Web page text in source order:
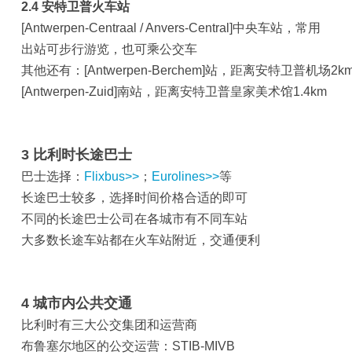
2.4 安特卫普火车站
[Antwerpen-Centraal / Anvers-Central]中央车站，常用
出站可步行游览，也可乘公交车
其他还有：[Antwerpen-Berchem]站，距离安特卫普机场
[Antwerpen-Zuid]南站，距离安特卫普皇家美术馆1.4km
3 比利时长途巴士
巴士选择： Flixbus>> ； Eurolines>>等
长途巴士较多，选择时间价格合适的即可
不同的长途巴士公司在各城市有不同车站
大多数长途车站都在火车站附近，交通便利
4 城市内公共交通
比利时有三大公交集团和运营商
布鲁塞尔地区的公交运营：STIB-MIVB